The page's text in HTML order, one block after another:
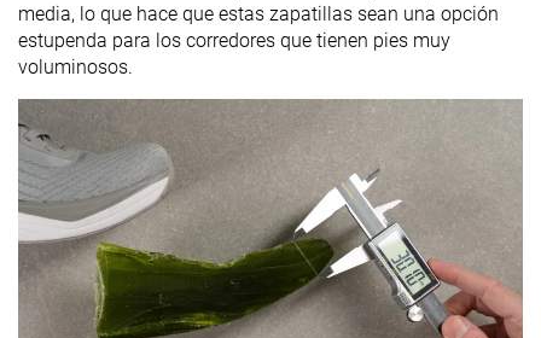
media, lo que hace que estas zapatillas sean una opción
estupenda para los corredores que tienen pies muy
voluminosos.